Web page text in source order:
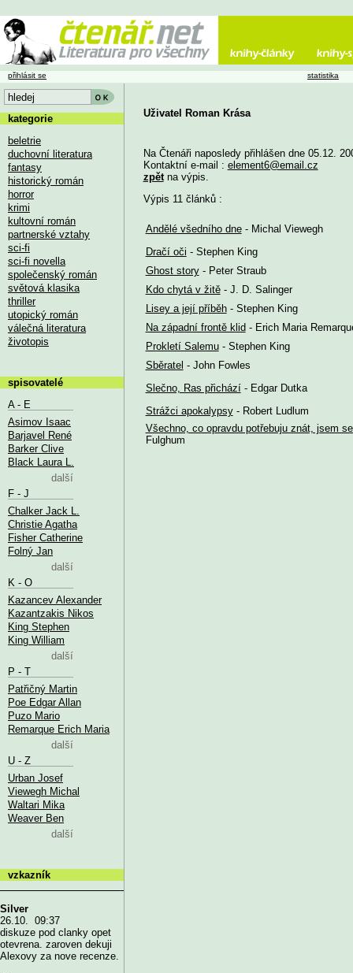
Uživatel Roman Krása
Na Čtenáři naposledy přihlášen dne 05.12.
Kontaktní e-mail : element6@email.cz
zpětna výpis.
Výpis 11 článků :
Andělé všedního dne- Michal Viewegh
Dračí oči - Stephen King
Ghost story- Peter Straub
Kdo chytá v žitě- J. D. Salinger
Lisey a její příběh- Stephen King
Na západní frontě klid- Erich Maria
Prokletí Salemu- Stephen King
Sběratel - John Fowles
Slečno, Ras přichází- Edgar Dutka
Strážci apokalypsy- Robert Ludlum
Všechno, co opravdu potřebuju znát, jsem
Fulghum
přihlásit se statistika
kategorie
beletrie
duchovní literatura
fantasy
historický román
horror
krimi
kultovní román
partnerské vztahy
sci-fi
sci-fi novella
společenský román
světová klasika
thriller
utopický román
válečná literatura
životopis
spisovatelé
A - E
Asimov Isaac
Barjavel René
Barker Clive
Black Laura L.
další
F - J
Chalker Jack L.
Christie Agatha
Fisher Catherine
Folný Jan
další
K - O
Kazancev Alexander
Kazantzakis Nikos
King Stephen
King William
další
P - T
Patřičný Martin
Poe Edgar Allan
Puzo Mario
Remarque Erich Maria
další
U - Z
Urban Josef
Viewegh Michal
Waltari Mika
Weaver Ben
další
vzkazník
Silver
26.10. 09:37
diskuze pod clanky opet
otevrena. zaroven dekuji
Alexovy za nove recenze.